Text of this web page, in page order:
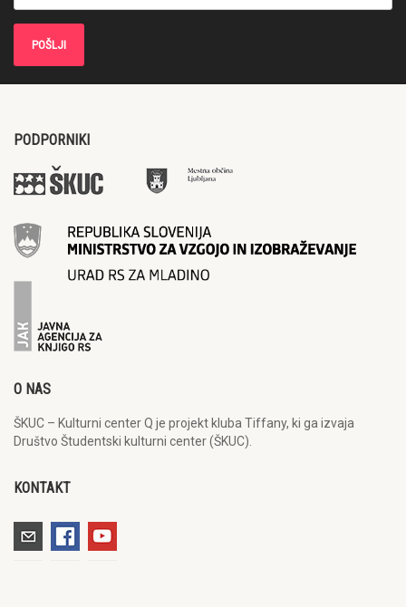
PODPORNIKI
O NAS
ŠKUC – Kulturni center Q je projekt kluba Tiffany, ki ga izvaja
Društvo Študentski kulturni center (ŠKUC).
KONTAKT